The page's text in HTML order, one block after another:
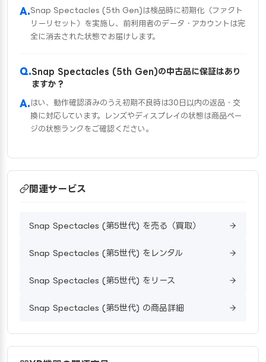
Snap Spectacles (5th Gen)は検品時に初期化（ファクト
リーリセット）を実施し、前利用者のデータ・アカウントは完
全に消去された状態でお届けします。
Snap Spectacles (5th Gen)の中古品に保証はあり
ますか？
はい、動作確認済みのうえ初期不良時は30日以内の返品・交
換に対応しています。レンズやディスプレイの状態は商品ペー
ジの状態ランクをご確認ください。
関連サービス
Snap Spectacles (第5世代) を売る（買取）
Snap Spectacles (第5世代) をレンタル
Snap Spectacles (第5世代) をリース
Snap Spectacles (第5世代) の商品詳細